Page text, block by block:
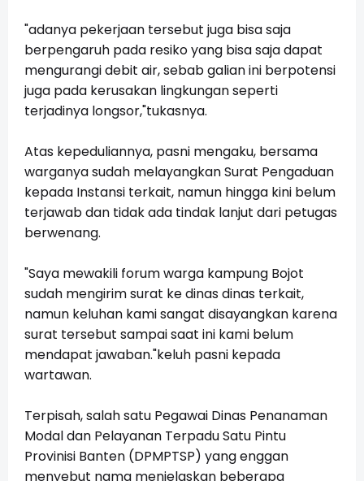
"adanya pekerjaan tersebut juga bisa saja
berpengaruh pada resiko yang bisa saja dapat
mengurangi debit air, sebab galian ini berpotensi
juga pada kerusakan lingkungan seperti
terjadinya longsor,"tukasnya.
Atas kepeduliannya, pasni mengaku, bersama
warganya sudah melayangkan Surat Pengaduan
kepada Instansi terkait, namun hingga kini belum
terjawab dan tidak ada tindak lanjut dari petugas
berwenang.
"Saya mewakili forum warga kampung Bojot
sudah mengirim surat ke dinas dinas terkait,
namun keluhan kami sangat disayangkan karena
surat tersebut sampai saat ini kami belum
mendapat jawaban."keluh pasni kepada
wartawan.
Terpisah, salah satu Pegawai Dinas Penanaman
Modal dan Pelayanan Terpadu Satu Pintu
Provinisi Banten (DPMPTSP) yang enggan
menyebut nama menjelaskan beberapa